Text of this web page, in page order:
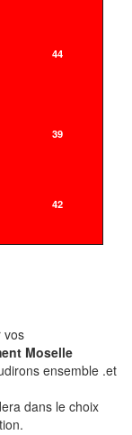
44
39
42
vos
Moselle
ensemble .et
dans le choix